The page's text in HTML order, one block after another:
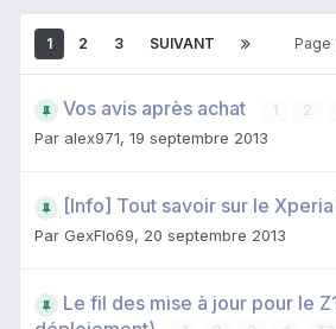
1 2 3 SUIVANT Page
Vos avis après achat
Par alex971, 19 septembre 2013
[Info] Tout savoir sur le Xperia
Par GexFlo69, 20 septembre 2013
Le fil des mise à jour pour le